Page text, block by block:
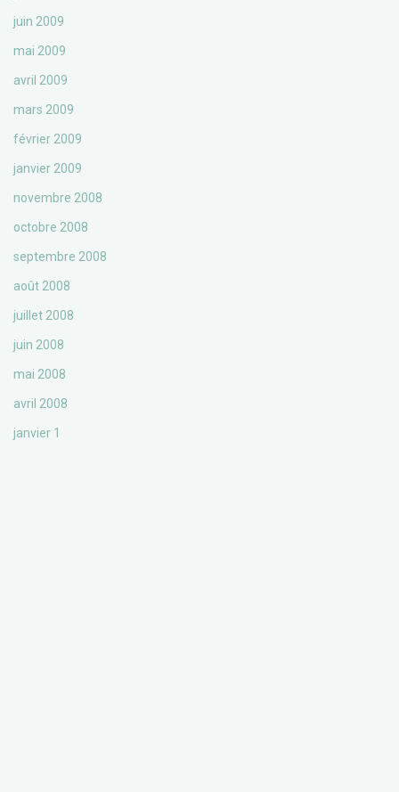
juin 2009
mai 2009
avril 2009
mars 2009
février 2009
janvier 2009
novembre 2008
octobre 2008
septembre 2008
août 2008
juillet 2008
juin 2008
mai 2008
avril 2008
janvier 1